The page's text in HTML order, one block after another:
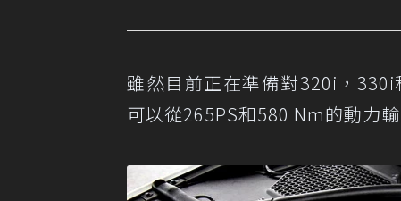
雖然目前正在準備對320i，330i
可以從265PS和580 Nm的動力